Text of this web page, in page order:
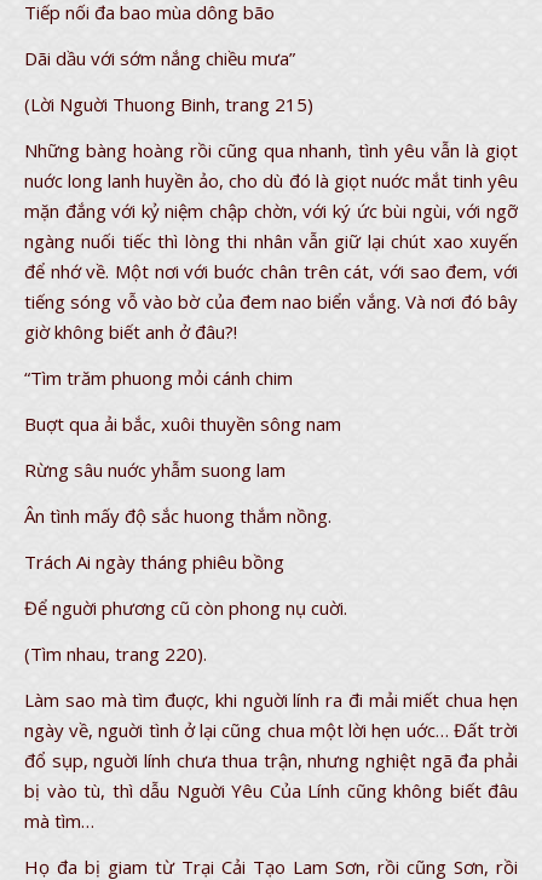
Tiếp nối đa bao mùa dông bão
Dãi dầu với sớm nắng chiều mưa”
(Lời Nguời Thuong Binh, trang 215)
Những bàng hoàng rồi cũng qua nhanh, tình yêu vẫn là giọt
nuớc long lanh huyền ảo, cho dù đó là giọt nuớc mắt tinh yêu
mặn đắng với kỷ niệm chập chờn, với ký ức bùi ngùi, với ngỡ
ngàng nuối tiếc thì lòng thi nhân vẫn giữ lại chút xao xuyến
để nhớ về. Một nơi với buớc chân trên cát, với sao đem, với
tiếng sóng vỗ vào bờ của đem nao biển vắng. Và nơi đó bây
giờ không biết anh ở đâu?!
“Tìm trăm phuong mỏi cánh chim
Buợt qua ải bắc, xuôi thuyền sông nam
Rừng sâu nuớc yhẫm suong lam
Ân tình mấy độ sắc huong thắm nồng.
Trách Ai ngày tháng phiêu bồng
Để nguời phương cũ còn phong nụ cuời.
(Tìm nhau, trang 220).
Làm sao mà tìm đuợc, khi nguời lính ra đi mải miết chua hẹn
ngày về, nguời tình ở lại cũng chua một lời hẹn uớc… Đất trời
đổ sụp, nguời lính chưa thua trận, nhưng nghiệt ngã đa phải
bị vào tù, thì dẫu Nguời Yêu Của Lính cũng không biết đâu
mà tìm…
Họ đa bị giam từ Trại Cải Tạo Lam Sơn, rồi cũng Sơn, rồi